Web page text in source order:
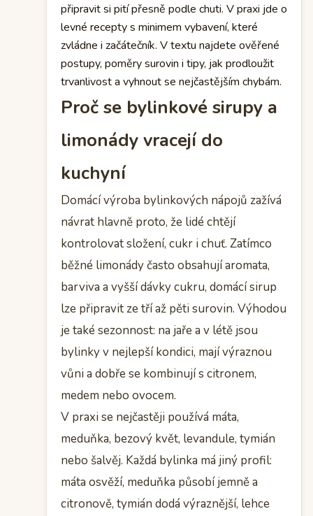
připravit si pití přesně podle chuti. V praxi jde o
levné recepty s minimem vybavení, které
zvládne i začátečník. V textu najdete ověřené
postupy, poměry surovin i tipy, jak prodloužit
trvanlivost a vyhnout se nejčastějším chybám.
Proč se bylinkové sirupy a
limonády vracejí do
kuchyní
Domácí výroba bylinkových nápojů zažívá
návrat hlavně proto, že lidé chtějí
kontrolovat složení, cukr i chuť. Zatímco
běžné limonády často obsahují aromata,
barviva a vyšší dávky cukru, domácí sirup
lze připravit ze tří až pěti surovin. Výhodou
je také sezonnost: na jaře a v létě jsou
bylinky v nejlepší kondici, mají výraznou
vůni a dobře se kombinují s citronem,
medem nebo ovocem.
V praxi se nejčastěji používá máta,
meduňka, bezový květ, levandule, tymián
nebo šalvěj. Každá bylinka má jiný profil:
máta osvěží, meduňka působí jemně a
citronově, tymián dodá výraznější, lehce